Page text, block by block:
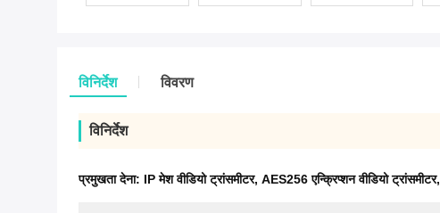
विनिर्देश विवरण
विनिर्देश
प्रमुखता देना: IP मेश वीडियो ट्रांसमीटर, AES256 एन्क्रिप्शन वीडियो ट्रांसमीटर,